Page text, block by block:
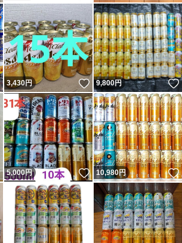
いいね！
3,430円 いいね！
9,800円
いいね！
5,000円 いいね！
10,980円